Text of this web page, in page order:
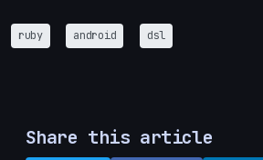
ruby android dsl
Share this article